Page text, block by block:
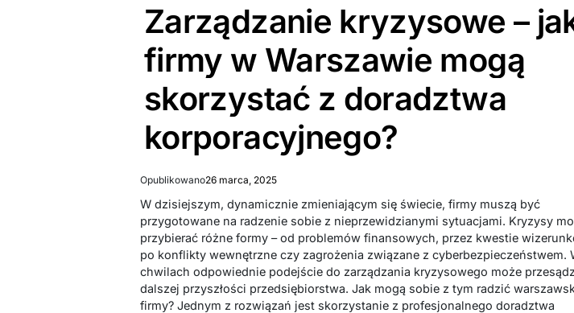
Zarządzanie kryzysowe –
firmy w Warszawie mogą
skorzystać z doradztwa
korporacyjnego?
Opublikowano26 marca, 2025
W dzisiejszym, dynamicznie zmieniającym się świecie, firmy muszą być
przygotowane na radzenie sobie z nieprzewidzianymi sytuacjami. Kryzysy
przybierać różne formy – od problemów finansowych, przez kwestie
po konflikty wewnętrzne czy zagrożenia związane z cyberbezpieczeństwem.
chwilach odpowiednie podejście do zarządzania kryzysowego może
dalszej przyszłości przedsiębiorstwa. Jak mogą sobie z tym radzić
firmy? Jednym z rozwiązań jest skorzystanie z profesjonalnego doradztwa